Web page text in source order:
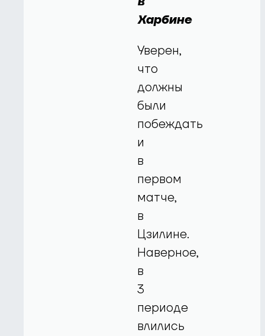
Харбине
Уверен,
что
должны
были
побеждать
и
в
первом
матче,
в
Цзилине.
Наверное,
в
3
периоде
влились